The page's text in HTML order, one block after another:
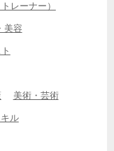
レーナー）
美容
美術・芸術
ル